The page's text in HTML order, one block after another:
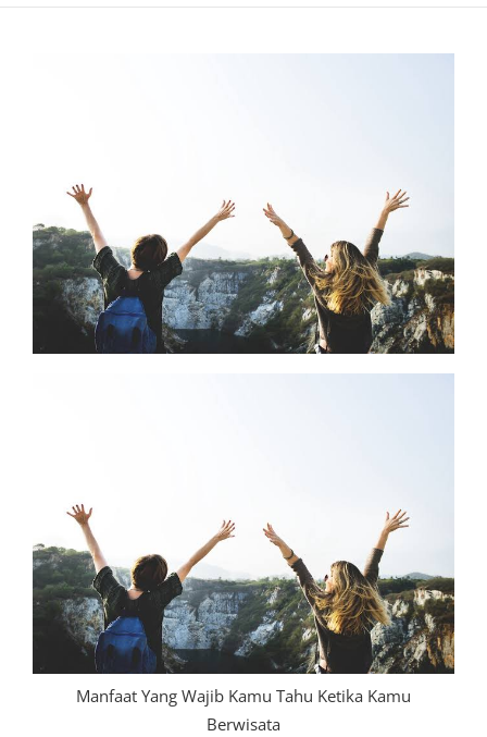
Manfaat Yang Wajib Kamu Tahu Ketika Kamu
Berwisata